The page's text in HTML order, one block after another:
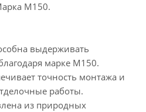
М150.
выдерживать
марке М150.
точность монтажа и
работы.
из природных